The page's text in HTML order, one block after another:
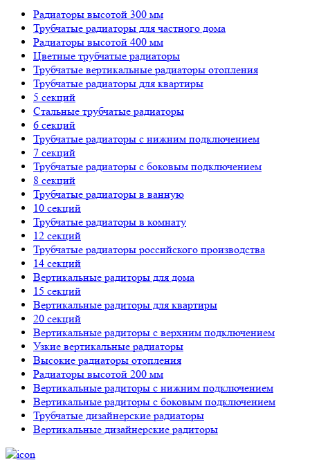
Радиаторы высотой 300 мм
Трубчатые радиаторы для частного дома
Радиаторы высотой 400 мм
Цветные трубчатые радиаторы
Трубчатые вертикальные радиаторы отопления
Трубчатые радиаторы для квартиры
5 секций
Стальные трубчатые радиаторы
6 секций
Трубчатые радиаторы с нижним подключением
7 секций
Трубчатые радиаторы с боковым подключением
8 секций
Трубчатые радиаторы в ванную
10 секций
Трубчатые радиаторы в комнату
12 секций
Трубчатые радиаторы российского производства
14 секций
Вертикальные радиторы для дома
15 секций
Вертикальные радиторы для квартиры
20 секций
Вертикальные радиторы с верхним подключением
Узкие вертикальные радиаторы
Высокие радиаторы отопления
Радиаторы высотой 200 мм
Вертикальные радиторы с нижним подключением
Вертикальные радиторы с боковым подключением
Трубчатые дизайнерские радиаторы
Вертикальные дизайнерские радиторы